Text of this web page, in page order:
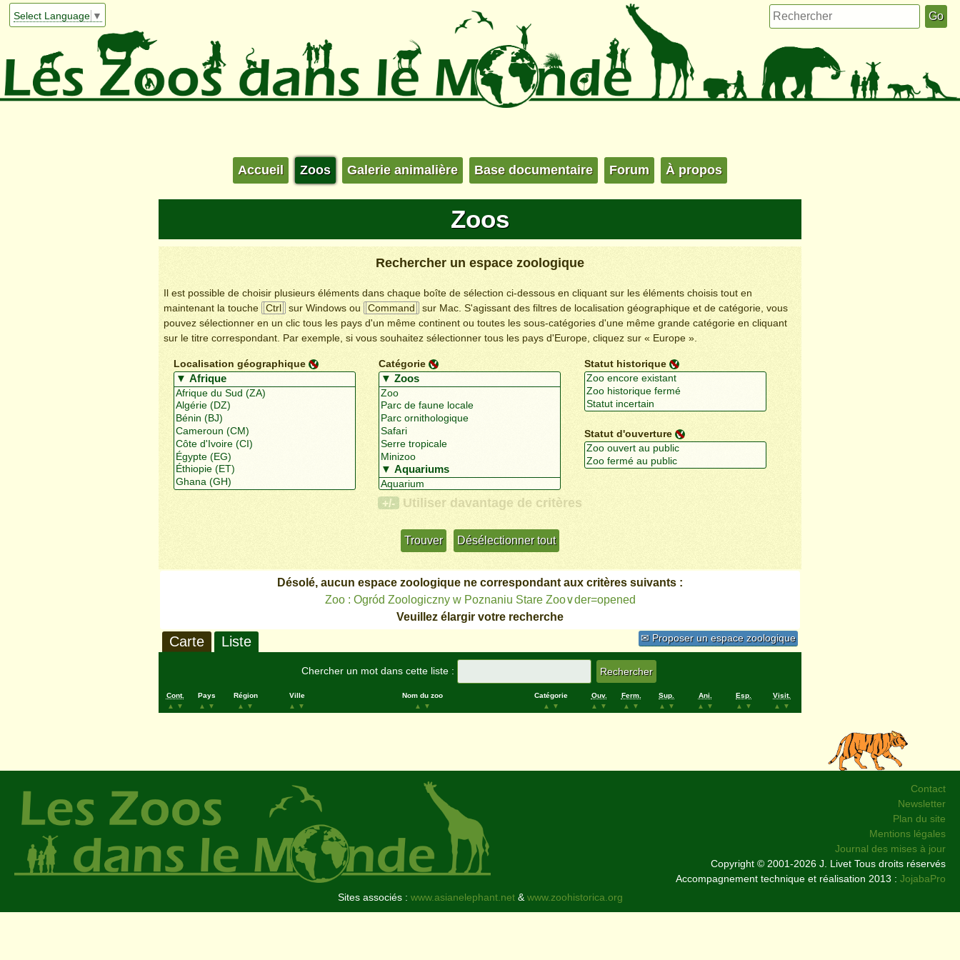
Select Language ▼
Accueil Zoos Galerie animalière Base documentaire Forum À propos
Zoos
Rechercher un espace zoologique
Il est possible de choisir plusieurs éléments dans chaque boîte de sélection ci-dessous en cliquant sur les éléments choisis tout en
maintenant la touche
Ctrl sur Windows ou Command
sur Mac. S'agissant des filtres de localisation géographique et de catégorie, vous
pouvez sélectionner en un clic tous les pays d'un même continent ou toutes les sous-catégories d'une même grande catégorie en cliquant
sur le titre correspondant. Par exemple, si vous souhaitez sélectionner tous les pays d'Europe, cliquez sur « Europe ».
Localisation géographique Catégorie Statut historique
Statut d'ouverture
+/- Utiliser davantage de critères
Désolé, aucun espace zoologique ne correspondant aux critères suivants :
Zoo : Ogród Zoologiczny w Poznaniu Stare Zoo∨der=opened
Veuillez élargir votre recherche
✉ Proposer un espace zoologique
Carte Liste
Chercher un mot dans cette liste :
Cont.
▲
▼
Pays
▲
▼
Région
▲
▼
Ville
▲
▼
Nom du zoo
▲
▼
Catégorie
▲
▼
Ouv.
▲
▼
Ferm.
▲
▼
Sup.
▲
▼
Ani.
▲
▼
Esp.
▲
▼
Visit.
▲
▼
Contact
Newsletter
Plan du site
Mentions légales
Journal des mises à jour
Copyright © 2001-2026 J. Livet Tous droits réservés
Accompagnement technique et réalisation 2013 : JojabaPro
Sites associés : www.asianelephant.net&www.zoohistorica.org